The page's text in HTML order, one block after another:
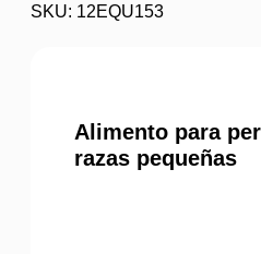
SKU: 12EQU153
Alimento para
razas pequeñas